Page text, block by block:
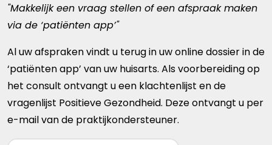
"Makkelijk een vraag stellen of een afspraak maken
via de ‘patiënten app’"
Al uw afspraken vindt u terug in uw online dossier in de
‘patiënten app’ van uw huisarts. Als voorbereiding op
het consult ontvangt u een klachtenlijst en de
vragenlijst Positieve Gezondheid. Deze ontvangt u per
e-mail van de praktijkondersteuner.